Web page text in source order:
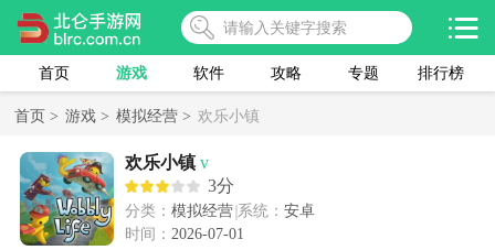
首页 游戏 软件 攻略 专题 排行榜
首页 > 游戏 > 模拟经营 > 欢乐小镇
欢乐小镇 v
3分
分类： 模拟经营 系统： 安卓
时间： 2026-07-01